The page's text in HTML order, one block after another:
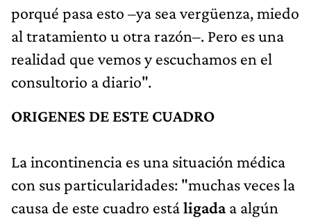
porqué pasa esto –ya sea vergüenza, miedo
al tratamiento u otra razón–. Pero es una
realidad que vemos y escuchamos en el
consultorio a diario".
ORIGENES DE ESTE CUADRO
La incontinencia es una situación médica
con sus particularidades: "muchas veces la
causa de este cuadro estáligadaa algún